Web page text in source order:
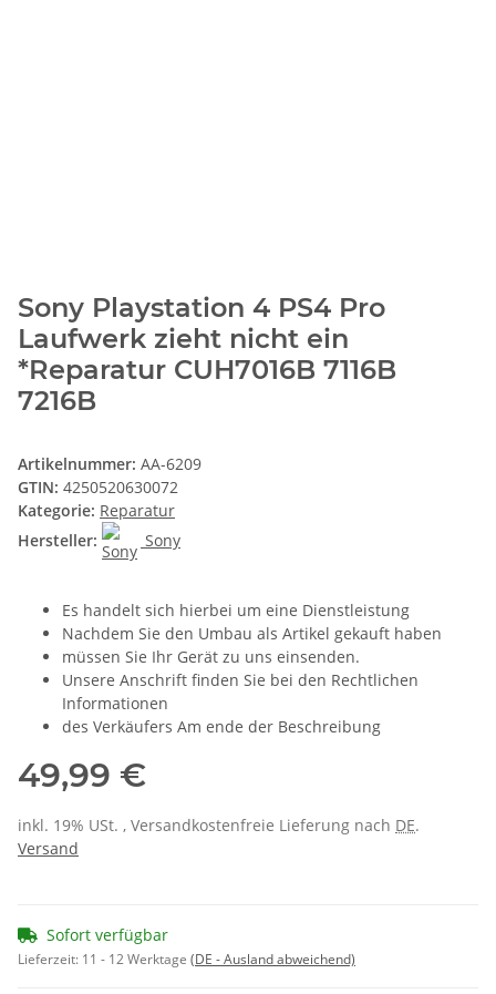
Sony Playstation 4 PS4 Pro
Laufwerk zieht nicht ein
*Reparatur CUH7016B 7116B
7216B
Artikelnummer: AA-6209
GTIN: 4250520630072
Kategorie: Reparatur
Hersteller:
Sony
Es handelt sich hierbei um eine Dienstleistung
Nachdem Sie den Umbau als Artikel gekauft haben
müssen Sie Ihr Gerät zu uns einsenden.
Unsere Anschrift finden Sie bei den Rechtlichen
Informationen
des Verkäufers Am ende der Beschreibung
49,99 €
inkl. 19% USt. , Versandkostenfreie Lieferung nach DE.
Versand
Sofort verfügbar
Lieferzeit: 11 - 12 Werktage (DE - Ausland abweichend)